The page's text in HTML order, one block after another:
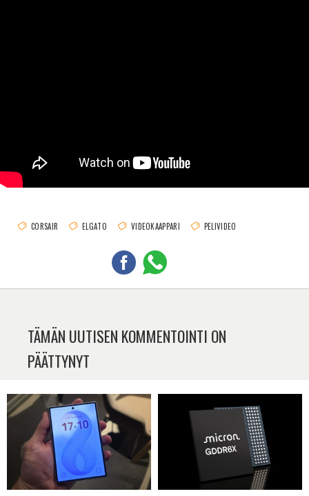
CORSAIR ELGATO VIDEOKAAPPARI PELIVIDEO
TÄMÄN UUTISEN KOMMENTOINTI ON
PÄÄTTYNYT